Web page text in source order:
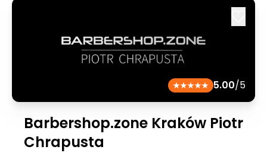
5.00/5
Barbershop.zone Kraków Piotr
Chrapusta